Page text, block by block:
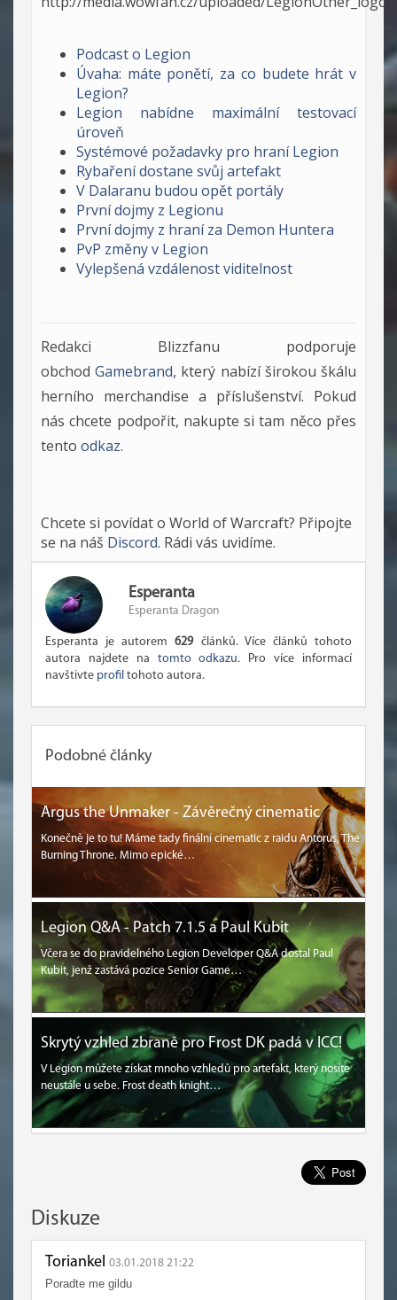
Podcast o Legion
Úvaha: máte ponětí, za co budete hrát v
Legion?
Legion nabídne maximální testovací
úroveň
Systémové požadavky pro hraní Legion
Rybaření dostane svůj artefakt
V Dalaranu budou opět portály
První dojmy z Legionu
První dojmy z hraní za Demon Huntera
PvP změny v Legion
Vylepšená vzdálenost viditelnost
Redakci Blizzfanu podporuje
obchodGamebrand, který nabízí širokou škálu
herního merchandise a příslušenství. Pokud
nás chcete podpořit, nakupte si tam něco přes
tento odkaz.
Chcete si povídat o World of Warcraft? Připojte
se na náš Discord. Rádi vás uvidíme.
Esperanta
Esperanta Dragon
Esperanta je autorem629článků. Více článků tohoto
autora najdete na tomto odkazu. Pro více informací
navštivte profil tohoto autora.
Podobné články
Argus the Unmaker - Závěrečný cinematic
Konečně je to tu! Máme tady finální cinematic z raidu Antorus, The
Burning Throne. Mimo epické…
Legion Q&A - Patch 7.1.5 a Paul Kubit
Včera se do pravidelného Legion Developer Q&A dostal Paul
Kubit, jenž zastává pozice Senior Game…
Skrytý vzhled zbraně pro Frost DK padá v ICC!
V Legion můžete získat mnoho vzhledů pro artefakt, který nosíte
neustále u sebe. Frost death knight…
Diskuze
Toriankel 03.01.2018 21:22
Poradte me gildu